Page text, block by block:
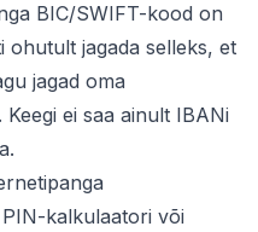
BIC/SWIFT-kood on
ohutult jagada selleks, et
jagad oma
ei saa ainult IBANi
kalkulaatori või